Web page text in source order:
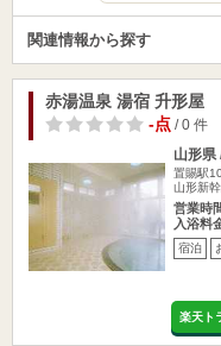
関連情報から探す
赤湯温泉 湯宿 升形屋
-点/ 0 件
山形県
置賜駅
山形新
営業時
入浴料
宿泊
楽天ト